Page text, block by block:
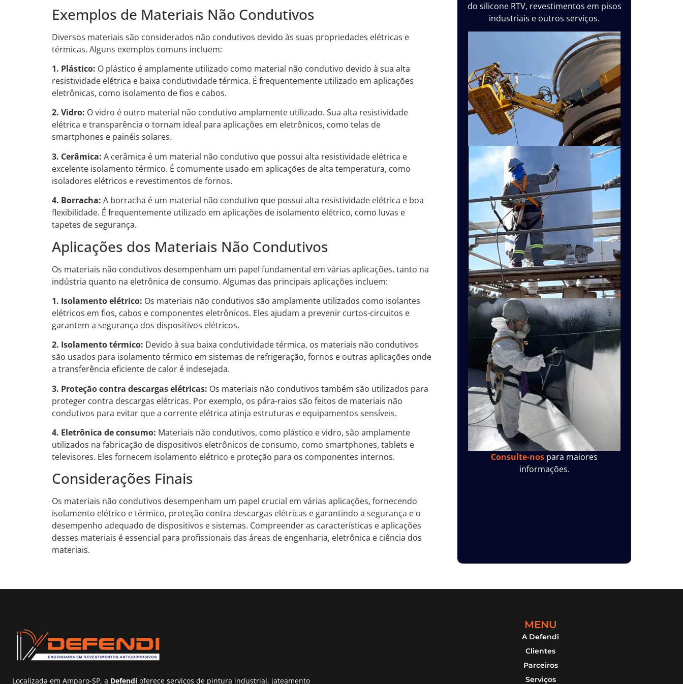
Exemplos de Materiais Não Condutivos
Diversos materiais são considerados não condutivos devido às suas propriedades elétricas e
térmicas. Alguns exemplos comuns incluem:
1. Plástico: O plástico é amplamente utilizado como material não condutivo devido à sua alta
resistividade elétrica e baixa condutividade térmica. É frequentemente utilizado em aplicações
eletrônicas, como isolamento de fios e cabos.
2. Vidro: O vidro é outro material não condutivo amplamente utilizado. Sua alta resistividade
elétrica e transparência o tornam ideal para aplicações em eletrônicos, como telas de
smartphones e painéis solares.
3. Cerâmica: A cerâmica é um material não condutivo que possui alta resistividade elétrica e
excelente isolamento térmico. É comumente usado em aplicações de alta temperatura, como
isoladores elétricos e revestimentos de fornos.
4. Borracha: A borracha é um material não condutivo que possui alta resistividade elétrica e boa
flexibilidade. É frequentemente utilizado em aplicações de isolamento elétrico, como luvas e
tapetes de segurança.
Aplicações dos Materiais Não Condutivos
Os materiais não condutivos desempenham um papel fundamental em várias aplicações, tanto na
indústria quanto na eletrônica de consumo. Algumas das principais aplicações incluem:
1. Isolamento elétrico: Os materiais não condutivos são amplamente utilizados como isolantes
elétricos em fios, cabos e componentes eletrônicos. Eles ajudam a prevenir curtos-circuitos e
garantem a segurança dos dispositivos elétricos.
2. Isolamento térmico: Devido à sua baixa condutividade térmica, os materiais não condutivos
são usados para isolamento térmico em sistemas de refrigeração, fornos e outras aplicações onde
a transferência eficiente de calor é indesejada.
3. Proteção contra descargas elétricas: Os materiais não condutivos também são utilizados para
proteger contra descargas elétricas. Por exemplo, os pára-raios são feitos de materiais não
condutivos para evitar que a corrente elétrica atinja estruturas e equipamentos sensíveis.
4. Eletrônica de consumo: Materiais não condutivos, como plástico e vidro, são amplamente
utilizados na fabricação de dispositivos eletrônicos de consumo, como smartphones, tablets e
televisores. Eles fornecem isolamento elétrico e proteção para os componentes internos.
Considerações Finais
Os materiais não condutivos desempenham um papel crucial em várias aplicações, fornecendo
isolamento elétrico e térmico, proteção contra descargas elétricas e garantindo a segurança e o
desempenho adequado de dispositivos e sistemas. Compreender as características e aplicações
desses materiais é essencial para profissionais das áreas de engenharia, eletrônica e ciência dos
materiais.
do silicone RTV, revestimentos em pisos
industriais e outros serviços.
Consulte-nos para maiores
informações.
Localizada em Amparo-SP, a Defendi oferece serviços de pintura industrial, jateamento
MENU
A Defendi
Clientes
Parceiros
Serviços